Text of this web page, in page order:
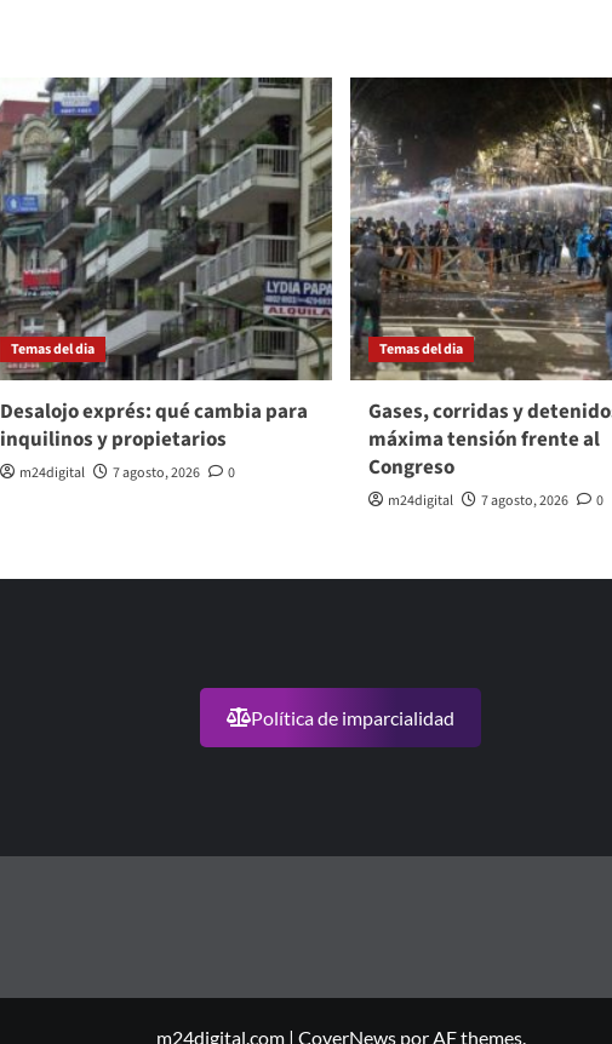
Temas del dia
Desalojo exprés: qué cambia para
inquilinos y propietarios
m24digital 7 agosto, 2026 0
Temas del dia
Gases, corridas y
máxima tensión frente al
Congreso
m24digital 7 agosto, 2026 0
Política de imparcialidad
m24digital.com | CoverNewspor AF themes.